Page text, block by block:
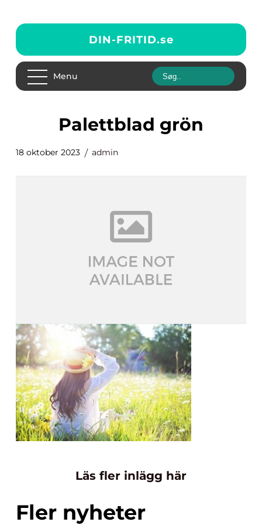
DIN-FRITID.se
Menu
palettblad grön
18 oktober 2023 admin
Läs fler inlägg här
Fler nyheter